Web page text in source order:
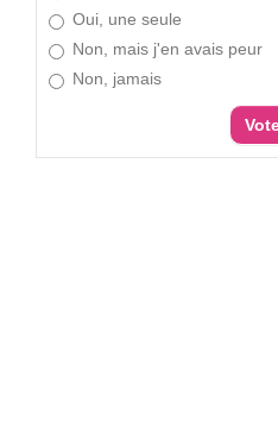
Oui, une seule
Non, mais j'en avais peur
Non, jamais